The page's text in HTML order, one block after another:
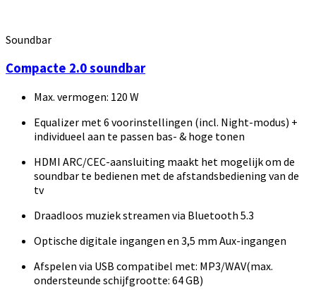
Soundbar
Compacte 2.0 soundbar
Max. vermogen: 120 W
Equalizer met 6 voorinstellingen (incl. Night-modus) +
individueel aan te passen bas- & hoge tonen
HDMI ARC/CEC-aansluiting maakt het mogelijk om de
soundbar te bedienen met de afstandsbediening van de
tv
Draadloos muziek streamen via Bluetooth 5.3
Optische digitale ingangen en 3,5 mm Aux-ingangen
Afspelen via USB compatibel met: MP3/WAV(max.
ondersteunde schijfgrootte: 64 GB)